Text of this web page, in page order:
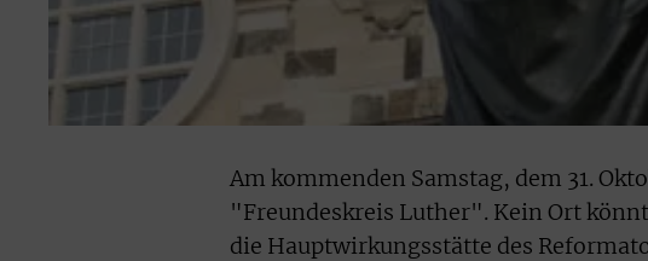
Am kommenden Samstag, dem 31.
"Freundeskreis Luther". Kein Ort
die Hauptwirkungsstätte des